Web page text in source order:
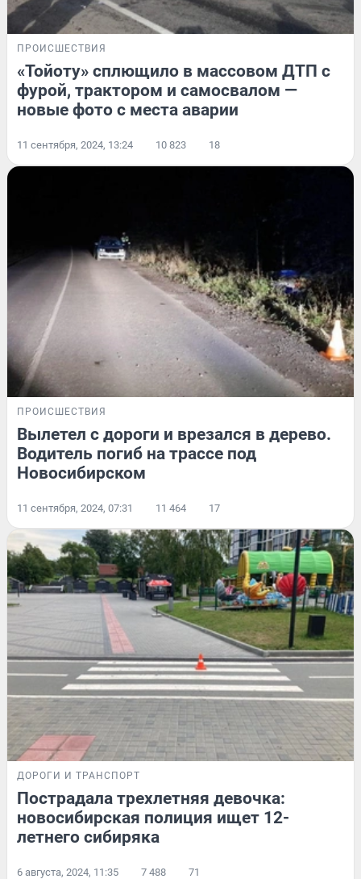
ПРОИСШЕСТВИЯ
«Тойоту» сплющило в массовом ДТП с
фурой, трактором и самосвалом —
новые фото с места аварии
11 сентября, 2024, 13:24 10 823 18
ПРОИСШЕСТВИЯ
Вылетел с дороги и врезался в дерево.
Водитель погиб на трассе под
Новосибирском
11 сентября, 2024, 07:31 11 464 17
ДОРОГИ И ТРАНСПОРТ
Пострадала трехлетняя девочка:
новосибирская полиция ищет 12-
летнего сибиряка
6 августа, 2024, 11:35 7 488 71